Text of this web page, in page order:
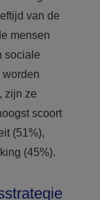
van de
mensen
sociale
zijn ze
scoort
(51%),
(45%).